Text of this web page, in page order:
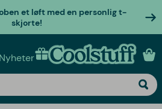
et løft med en personlig t-
skjorte!
Nyheter Personlige gaver